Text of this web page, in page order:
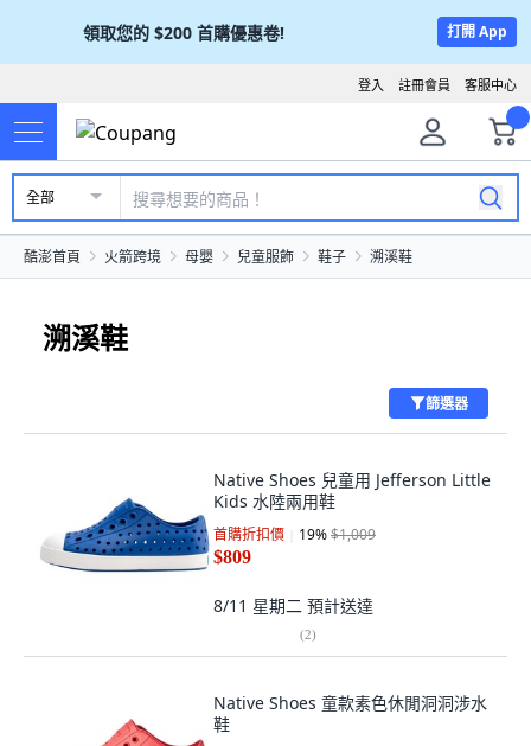
領取您的 $200 首購優惠卷! 打開 App
客服中心
註冊會員
登入
全部
酷澎首頁 火箭跨境 母嬰 兒童服飾 鞋子 溯溪鞋
溯溪鞋
篩選器
Native Shoes 兒童用 Jefferson Little
Kids 水陸兩用鞋
首購折扣價 19%$1,009
$809
8/11 星期二 預計送達
(2)
Native Shoes 童款素色休閒洞洞涉水
鞋